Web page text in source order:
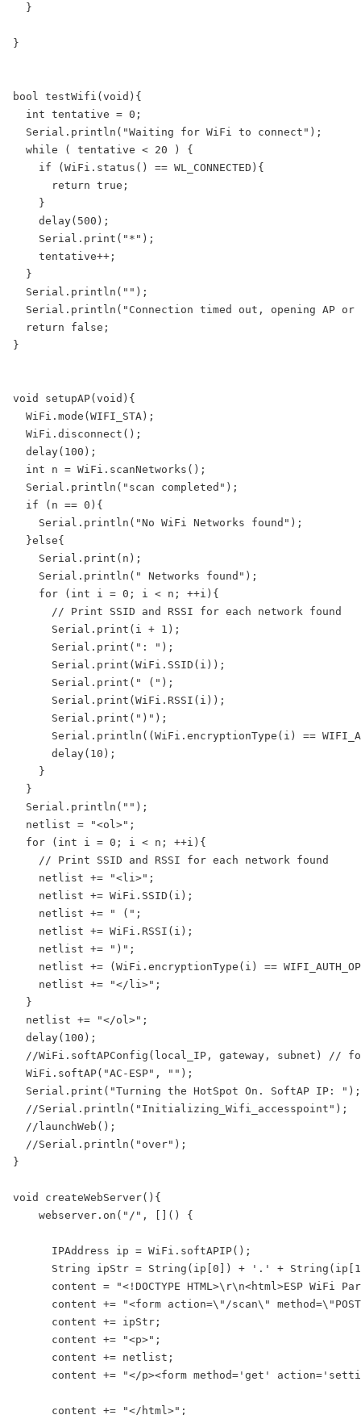
  }
}
bool testWifi(void){
  int tentative = 0;
  Serial.println("Waiting for WiFi to connect");
  while ( tentative < 20 ) {
    if (WiFi.status() == WL_CONNECTED){
      return true;
    }
    delay(500);
    Serial.print("*");
    tentative++;
  }
  Serial.println("");
Serial.println("Connection timed out, opening AP or
  return false;
}
void setupAP(void){
  WiFi.mode(WIFI_STA);
  WiFi.disconnect();
  delay(100);
  int n = WiFi.scanNetworks();
  Serial.println("scan completed");
  if (n == 0){
    Serial.println("No WiFi Networks found");
  }else{
    Serial.print(n);
    Serial.println(" Networks found");
    for (int i = 0; i < n; ++i){
      // Print SSID and RSSI for each network found
      Serial.print(i + 1);
      Serial.print(": ");
      Serial.print(WiFi.SSID(i));
      Serial.print(" (");
      Serial.print(WiFi.RSSI(i));
      Serial.print(")");
Serial.println((WiFi.encryptionType(i) ==
      delay(10);
    }
  }
  Serial.println("");
  netlist = "<ol>";
  for (int i = 0; i < n; ++i){
    // Print SSID and RSSI for each network found
    netlist += "<li>";
    netlist += WiFi.SSID(i);
    netlist += " (";
    netlist += WiFi.RSSI(i);
    netlist += ")";
netlist += (WiFi.encryptionType(i) ==
    netlist += "</li>";
  }
  netlist += "</ol>";
  delay(100);
//WiFi.softAPConfig(local_IP, gateway, subnet) //
  WiFi.softAP("AC-ESP", "");
Serial.print("Turning the HotSpot On. SoftAP IP:
  //Serial.println("Initializing_Wifi_accesspoint");
  //launchWeb();
  //Serial.println("over");
}
void createWebServer(){
    webserver.on("/", []() {
      IPAddress ip = WiFi.softAPIP();
String ipStr = String(ip[0]) + '.' +
content = "<!DOCTYPE HTML>\r\n<html>ESP WiFi
content += "<form action=\"/scan\"
      content += ipStr;
      content += "<p>";
      content += netlist;
content += "</p><form method='get'
      content += "</html>";